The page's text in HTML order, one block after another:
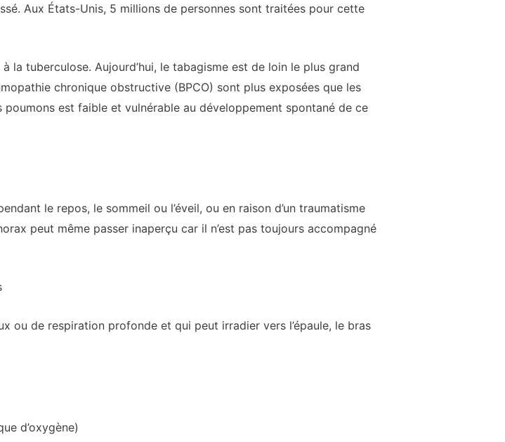
Aux États-Unis, 5 millions de personnes sont traitées pour cette
la tuberculose. Aujourd’hui, le tabagisme est de loin le plus grand
chronique obstructive (BPCO) sont plus exposées que les
est faible et vulnérable au développement spontané de ce
le repos, le sommeil ou l’éveil, ou en raison d’un traumatisme
peut même passer inaperçu car il n’est pas toujours accompagné
ou de respiration profonde et qui peut irradier vers l’épaule, le bras
d’oxygène)